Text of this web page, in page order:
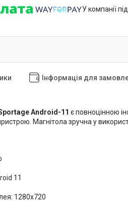
У компанії
Інформація для
Android-11 є повноцінною
Магнітола зручна у
11
1280х720